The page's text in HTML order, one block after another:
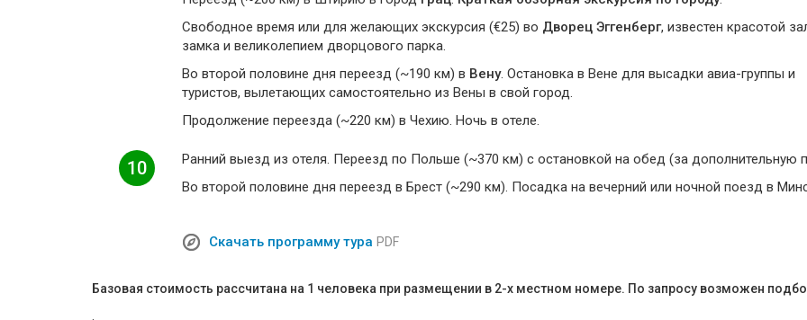
Свободное время или для желающих экскурсия (€25) во Дворец Эггенберг, известен красотой
замка и великолепием дворцового парка.
Во второй половине дня переезд (~190 км) в Вену. Остановка в Вене для высадки авиа-группы и
туристов, вылетающих самостоятельно из Вены в свой город.
Продолжение переезда (~220 км) в Чехию. Ночь в отеле.
10
Ранний выезд из отеля. Переезд по Польше (~370 км) с остановкой на обед (за дополнительную
Во второй половине дня переезд в Брест (~290 км). Посадка на вечерний или ночной поезд в
Скачать программу тура PDF
Базовая стоимость рассчитана на 1 человека при размещении в 2-х местном номере. По запросу возможен